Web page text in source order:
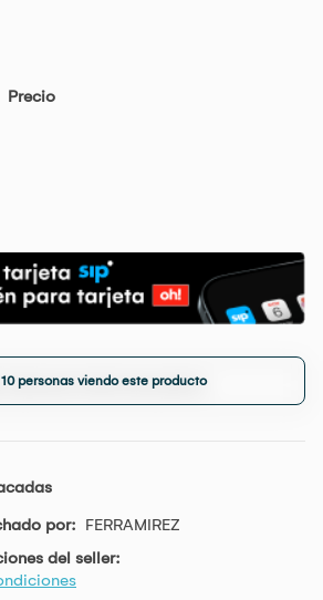
Precio
10 personas viendo este producto
por: FERRAMIREZ
del seller: